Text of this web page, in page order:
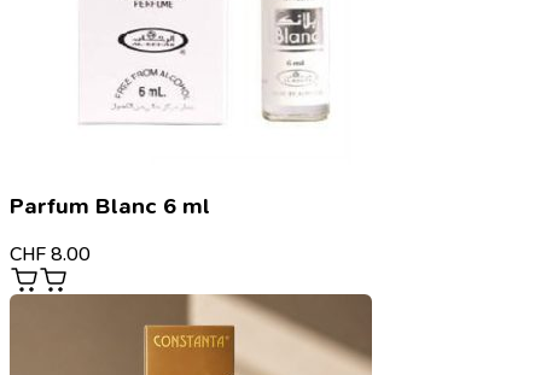
Parfum Blanc 6 ml
CHF 8.00